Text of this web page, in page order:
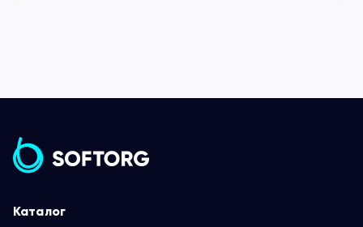
Каталог